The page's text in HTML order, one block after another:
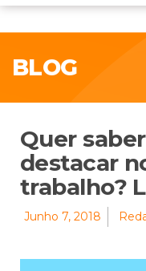
BLOG
Quer
destacar
trabalho?
Junho 7, 2018